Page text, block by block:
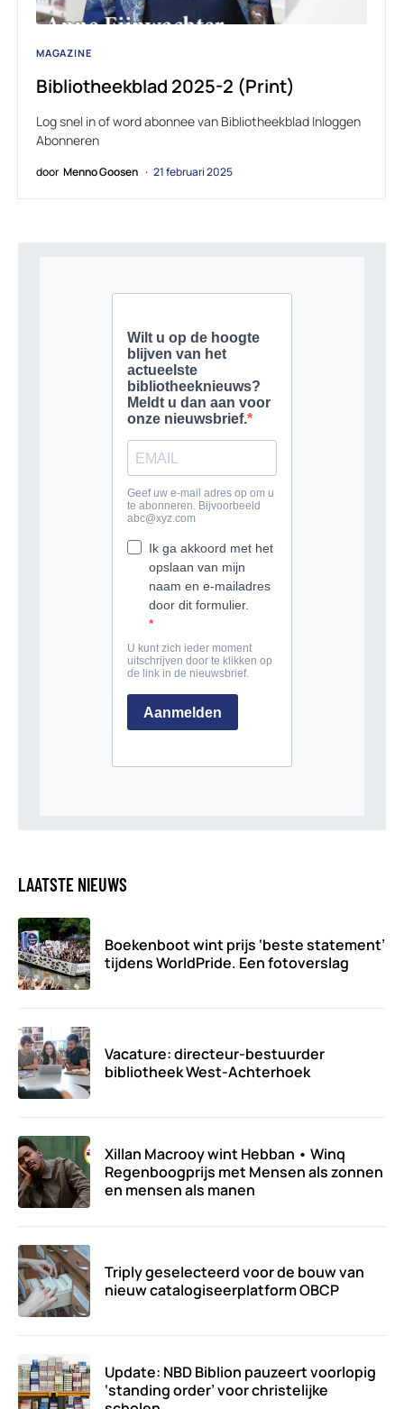
MAGAZINE
Bibliotheekblad 2025-2 (Print)
Log snel in of word abonnee van Bibliotheekblad Inloggen
Abonneren
door Menno Goosen 21 februari 2025
LAATSTE NIEUWS
Boekenboot wint prijs ‘beste statement’
tijdens WorldPride. Een fotoverslag
Vacature: directeur-bestuurder
bibliotheek West-Achterhoek
Xillan Macrooy wint Hebban • Winq
Regenboogprijs met Mensen als zonnen
en mensen als manen
Triply geselecteerd voor de bouw van
nieuw catalogiseerplatform OBCP
Update: NBD Biblion pauzeert voorlopig
‘standing order’ voor christelijke